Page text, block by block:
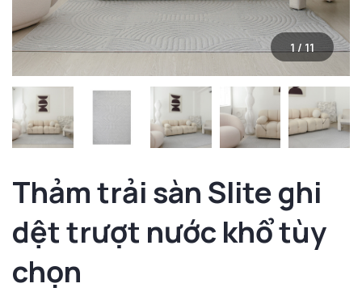
1/11
Thảm trải sàn Slite ghi
dệt trượt nước khổ tùy
chọn